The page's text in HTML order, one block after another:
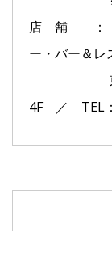
店 舗 ：「
ー・バー＆レ
東京都
4F ／ TEL